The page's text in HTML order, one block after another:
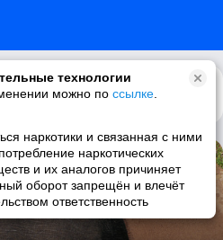
технологии
можно по ссылке
наркотики и связанная с ними
наркотических
и их аналогов причиняет
оборот запрещён и влечёт
ответственность
Шельпов